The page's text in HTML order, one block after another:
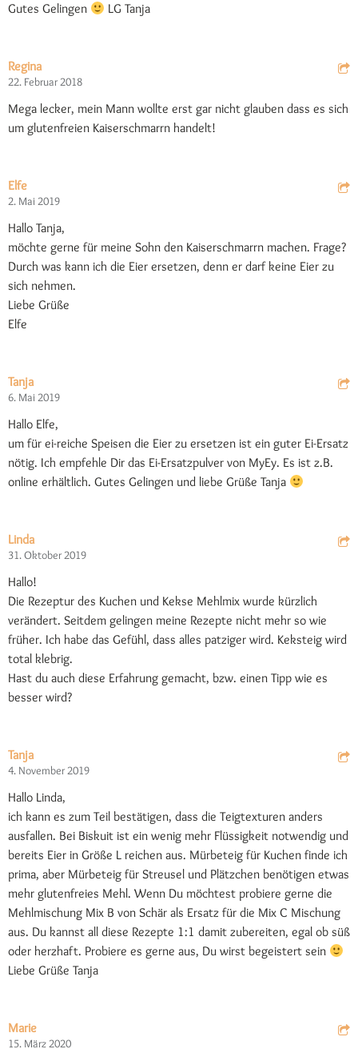
Gutes Gelingen
LG Tanja
Regina
22. Februar 2018
Mega lecker, mein Mann wollte erst gar nicht glauben dass es sich
um glutenfreien Kaiserschmarrn handelt!
Elfe
2. Mai 2019
Hallo Tanja,
möchte gerne für meine Sohn den Kaiserschmarrn machen. Frage?
Durch was kann ich die Eier ersetzen, denn er darf keine Eier zu
sich nehmen.
Liebe Grüße
Elfe
Tanja
6. Mai 2019
Hallo Elfe,
um für ei-reiche Speisen die Eier zu ersetzen ist ein guter Ei-Ersatz
nötig. Ich empfehle Dir das Ei-Ersatzpulver von MyEy. Es ist z.B.
online erhältlich. Gutes Gelingen und liebe Grüße Tanja
Linda
31. Oktober 2019
Hallo!
Die Rezeptur des Kuchen und Kekse Mehlmix wurde kürzlich
verändert. Seitdem gelingen meine Rezepte nicht mehr so wie
früher. Ich habe das Gefühl, dass alles patziger wird. Keksteig wird
total klebrig.
Hast du auch diese Erfahrung gemacht, bzw. einen Tipp wie es
besser wird?
Tanja
4. November 2019
Hallo Linda,
ich kann es zum Teil bestätigen, dass die Teigtexturen anders
ausfallen. Bei Biskuit ist ein wenig mehr Flüssigkeit notwendig und
bereits Eier in Größe L reichen aus. Mürbeteig für Kuchen finde ich
prima, aber Mürbeteig für Streusel und Plätzchen benötigen etwas
mehr glutenfreies Mehl. Wenn Du möchtest probiere gerne die
Mehlmischung Mix B von Schär als Ersatz für die Mix C Mischung
aus. Du kannst all diese Rezepte 1:1 damit zubereiten, egal ob süß
oder herzhaft. Probiere es gerne aus, Du wirst begeistert sein
Liebe Grüße Tanja
Marie
15. März 2020